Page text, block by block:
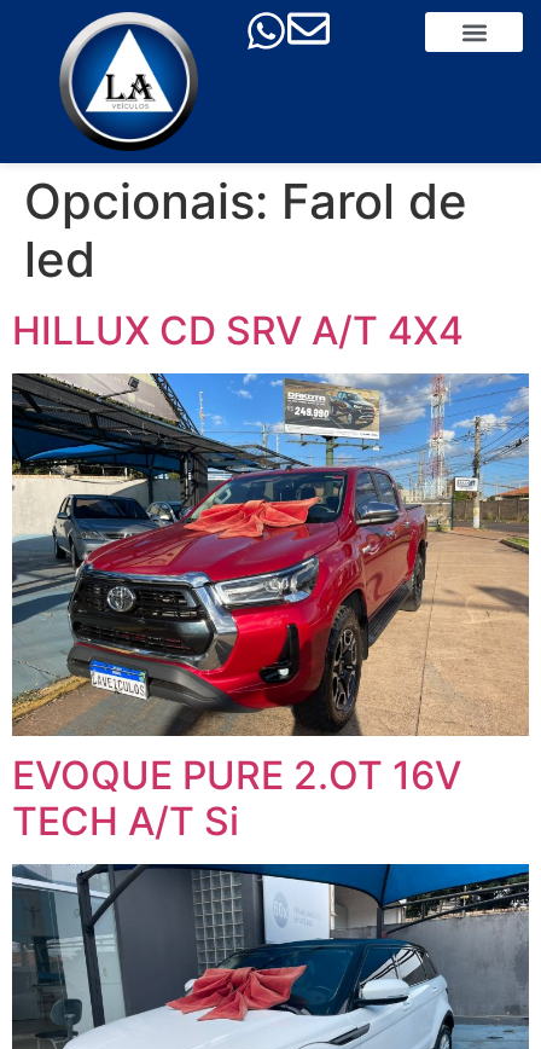
Opcionais: Farol de
led
HILLUX CD SRV A/T 4X4
EVOQUE PURE 2.OT 16V
TECH A/T Si